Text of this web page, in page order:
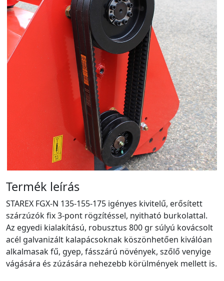
Termék leírás
STAREX FGX-N 135-155-175 igényes kivitelű, erősített
szárzúzók fix 3-pont rögzítéssel, nyitható burkolattal.
Az egyedi kialakítású, robusztus 800 gr súlyú kovácsolt
acél galvanizált kalapácsoknak köszönhetően kiválóan
alkalmasak fű, gyep, fásszárú növények, szőlő venyige
vágására és zúzására nehezebb körülmények mellett is.